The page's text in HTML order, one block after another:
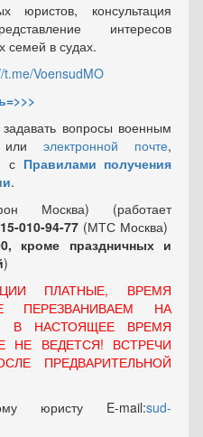
юристов, консультация
интересов
семей в судах.
t.me/VoensudMO
вопросы военным
или электронной почте,
с Правилами получения
.
Москва) (работает
010-94-77 (МТС Москва)
кроме праздничных и
)
ПЛАТНЫЕ, ВРЕМЯ
НА
В НАСТОЯЩЕЕ ВРЕМЯ
ВЕДЕТСЯ! ВСТРЕЧИ
ПРЕДВАРИТЕЛЬНОЙ
юристу E-mail:sud-